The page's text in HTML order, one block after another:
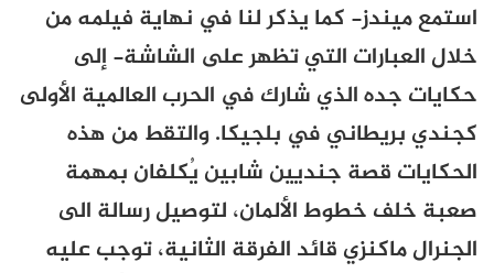
استمع ميندز- كما يذكر لنا في نهاية فيلمه من
خلال العبارات التي تظهر على الشاشة- إلى
حكايات جده الذي شارك في الحرب العالمية الأولى
كجندي بريطاني في بلجيكا. والتقط من هذه
الحكايات قصة جنديين شابين يُكلفان بمهمة
صعبة خلف خطوط الألمان، لتوصيل رسالة الى
الجنرال ماكنزي قائد الفرقة الثانية، توجب عليه